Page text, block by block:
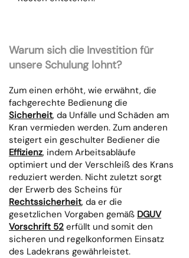
Warum sich die Investition für
unsere Schulung lohnt?
Zum einen erhöht, wie erwähnt, die
fachgerechte Bedienung die
Sicherheit, da Unfälle und Schäden am
Kran vermieden werden. Zum anderen
steigert ein geschulter Bediener die
Effizienz, indem Arbeitsabläufe
optimiert und der Verschleiß des Krans
reduziert werden. Nicht zuletzt sorgt
der Erwerb des Scheins für
Rechtssicherheit, da er die
gesetzlichen Vorgaben gemäß DGUV
Vorschrift 52 erfüllt und somit den
sicheren und regelkonformen Einsatz
des Ladekrans gewährleistet.